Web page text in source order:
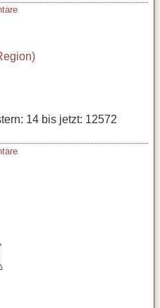
14 bis jetzt: 12572